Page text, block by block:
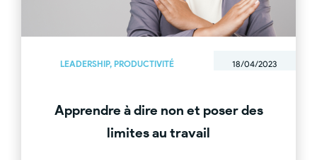
LEADERSHIP,PRODUCTIVITÉ 18/04/2023
Apprendre à dire non et poser des
limites au travail